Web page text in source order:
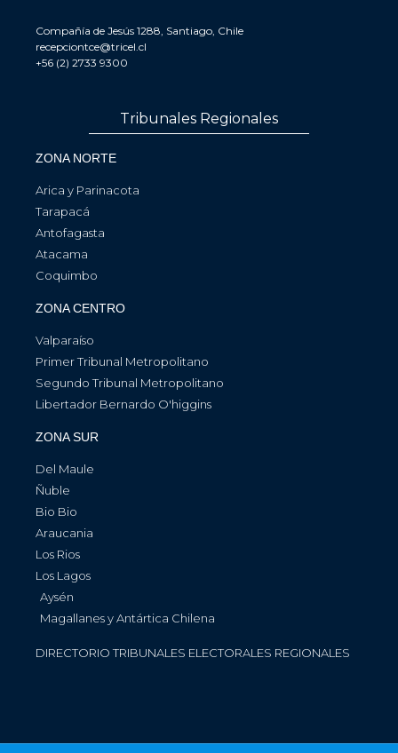
Compañía de Jesús 1288, Santiago, Chile
recepciontce@tricel.cl
+56 (2) 2733 9300
Tribunales Regionales
ZONA NORTE
Arica y Parinacota
Tarapacá
Antofagasta
Atacama
Coquimbo
ZONA CENTRO
Valparaíso
Primer Tribunal Metropolitano
Segundo Tribunal Metropolitano
Libertador Bernardo O'higgins
ZONA SUR
Del Maule
Ñuble
Bio Bio
Araucania
Los Rios
Los Lagos
Aysén
Magallanes y Antártica Chilena
DIRECTORIO TRIBUNALES ELECTORALES REGIONALES